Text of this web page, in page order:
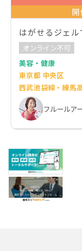
はがせるジェ
オンライン不可
美容・健康
東京都 中央区
西武池袋線・練馬
フルールア